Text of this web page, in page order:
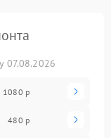
07.08.2026
1080 р
480 р